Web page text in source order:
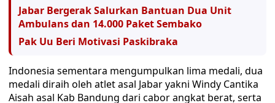
Jabar Bergerak Salurkan Bantuan Dua Unit
Ambulans dan 14.000 Paket Sembako
Pak Uu Beri Motivasi Paskibraka
Indonesia sementara mengumpulkan lima medali, dua
medali diraih oleh atlet asal Jabar yakni Windy Cantika
Aisah asal Kab Bandung dari cabor angkat berat, serta